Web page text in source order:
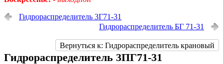
Гидрораспределитель 3Г71-31
Гидрораспределитель БГ 71-31
Вернуться к: Гидрораспределитель крановый
Гидрораспределитель 3ПГ71-31